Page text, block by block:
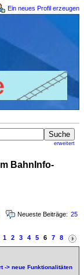
Ein neues Profil erzeugen
erweitert
BahnInfo-
Neueste Beiträge: 25
1 2 3 4 5 6 7 8
-> neue Funktionalitäten